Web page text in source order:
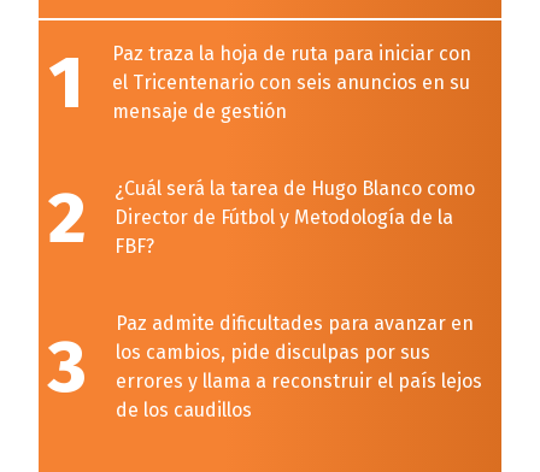
1
Paz traza la hoja de ruta para iniciar con
el Tricentenario con seis anuncios en su
mensaje de gestión
2
¿Cuál será la tarea de Hugo Blanco como
Director de Fútbol y Metodología de la
FBF?
3
Paz admite dificultades para avanzar en
los cambios, pide disculpas por sus
errores y llama a reconstruir el país lejos
de los caudillos